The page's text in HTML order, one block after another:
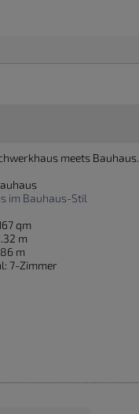
meets Bauhaus.
im Bauhaus-Stil
qm
m
m
7-Zimmer